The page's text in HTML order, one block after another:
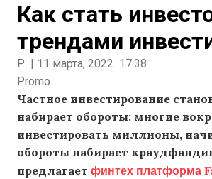
Как стать
трендами
P. 11 марта, 2022 17:38
Promo
Частное инвестирование
набирает обороты: многие
инвестировать миллионы,
обороты набирает
предлагает финтех платформа